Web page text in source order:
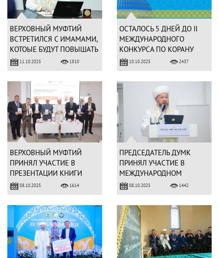
ВЕРХОВНЫЙ МУФТИЙ
ВСТРЕТИЛСЯ С ИМАМАМИ,
КОТОЫЕ БУДУТ ПОВЫШАТЬ
ЗНАНИЯ В ЕГИПТЕ
11.10.2025 1810
ОСТАЛОСЬ 5 ДНЕЙ ДО ІІ
МЕЖДУНАРОДНОГО
КОНКУРСА ПО КОРАНУ
10.10.2025 2437
ВЕРХОВНЫЙ МУФТИЙ
ПРИНЯЛ УЧАСТИЕ В
ПРЕЗЕНТАЦИИ КНИГИ
«ЦИФРЛЫҚ КЕҢІСТІКТЕГІ
ИСЛАМ»
08.10.2025 1614
ПРЕДСЕДАТЕЛЬ ДУМК
ПРИНЯЛ УЧАСТИЕ В
МЕЖДУНАРОДНОМ
КОНФЕРЕНЦИИ
08.10.2025 1442